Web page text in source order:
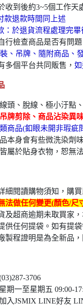
收到後約3~5個工作
款退款時間同上述
於退貨流程處理完畢
行檢查商品是否有問
、吊牌、隨附商品、
多個平台共同販售，
、脫線、極小汙點
牌剪除、商品沾染異
商品(釦眼未開非瑕疵
身會有些微洗染劑
屬於貼身衣物，恕無
細閱讀購物須知，購
法做任何變更(顏色/
及超商逾期未取買家
供任何提袋。如有提
製程證明是為全新品
3706
至星期五 09:00-
JSMIX LINE好友